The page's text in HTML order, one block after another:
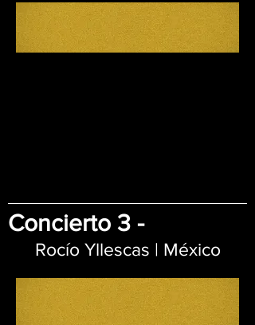
Concierto 3 -
Rocío Yllescas | México